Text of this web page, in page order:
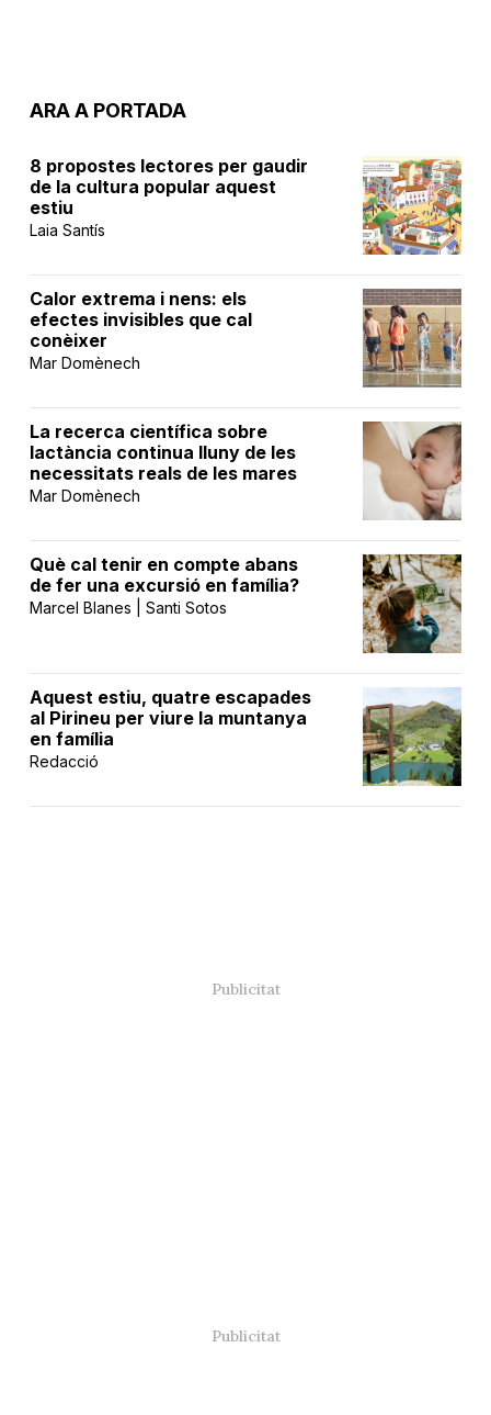
ARA A PORTADA
8 propostes lectores per gaudir
de la cultura popular aquest
estiu
Laia Santís
Calor extrema i nens: els
efectes invisibles que cal
conèixer
Mar Domènech
La recerca científica sobre
lactància continua lluny de les
necessitats reals de les mares
Mar Domènech
Què cal tenir en compte abans
de fer una excursió en família?
Marcel Blanes | Santi Sotos
Aquest estiu, quatre escapades
al Pirineu per viure la muntanya
en família
Redacció